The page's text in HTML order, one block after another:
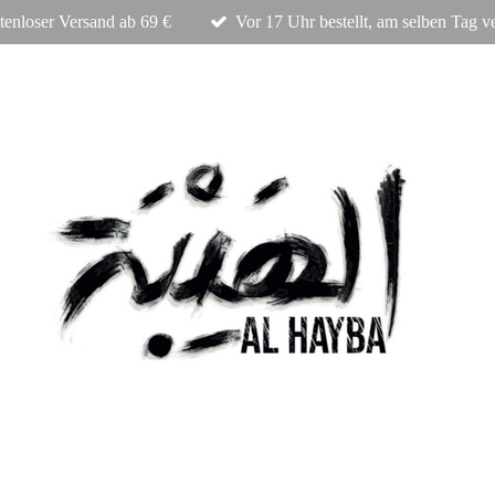
Versand ab 69 € Vor 17 Uhr bestellt, am selben Tag